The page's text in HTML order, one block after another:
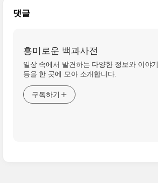
댓글
흥미로운 백과사전
일상 속에서 발견하는 다양한 정보와 이야기
등을 한 곳에 모아 소개합니다.
구독하기